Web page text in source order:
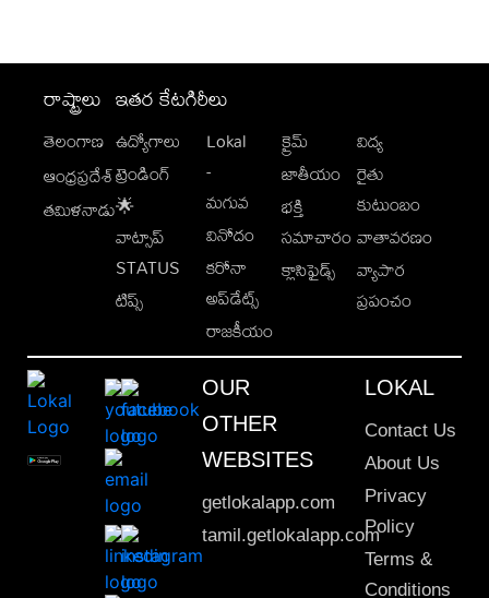
రాష్ట్రాలు
తెలంగాణ
ఆంధ్రప్రదేశ్
తమిళనాడు
ఇతర కేటగిరీలు
ఉద్యోగాలు
ట్రెండింగ్
🌟
వాట్సాప్
STATUS
టిప్స్
Lokal
-
మగువ
వినోదం
కరోనా
అప్‌డేట్స్
రాజకీయం
క్రైమ్
జాతీయం
భక్తి
సమాచారం
క్లాసిఫైడ్స్
విద్య
రైతు
కుటుంబం
వాతావరణం
వ్యాపార
ప్రపంచం
OUR
OTHER
WEBSITES
getlokalapp.com
tamil.getlokalapp.com
LOKAL
Contact Us
About Us
Privacy
Policy
Terms &
Conditions